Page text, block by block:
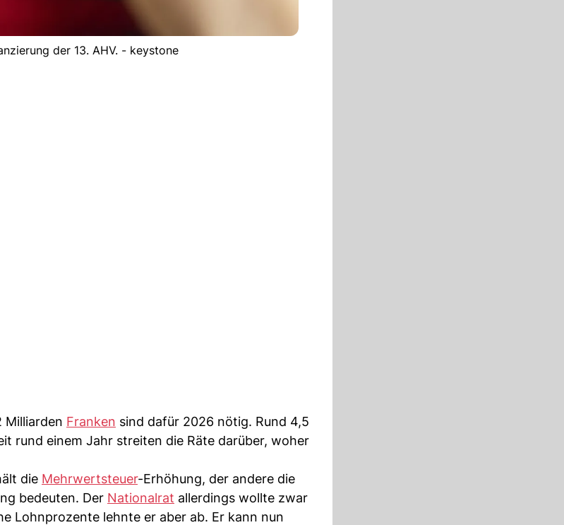
der 13. AHV. - keystone
Milliarden Franken sind dafür 2026 nötig. Rund 4,5
rund einem Jahr streiten die Räte darüber, woher
die Mehrwertsteuer-Erhöhung, der andere die
bedeuten. Der Nationalrat allerdings wollte zwar
Lohnprozente lehnte er aber ab. Er kann nun